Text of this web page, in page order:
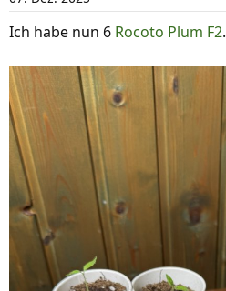
o
n
n
:
Ich habe nun 6 Rocoto Plum F2.